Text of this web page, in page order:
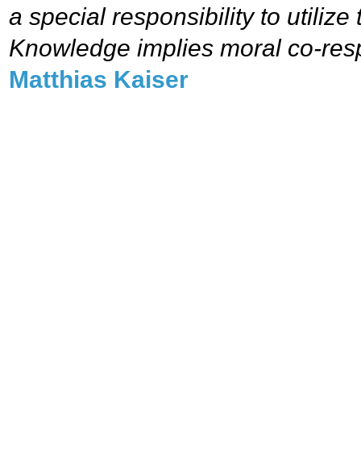
a special responsibility to utilize
Knowledge implies moral co-
Matthias Kaiser